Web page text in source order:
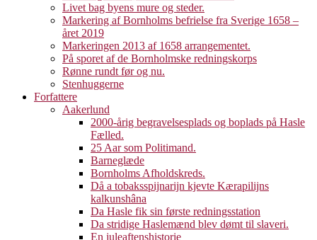
Livet bag byens mure og steder.
Markering af Bornholms befrielse fra Sverige 1658 –
året 2019
Markeringen 2013 af 1658 arrangementet.
På sporet af de Bornholmske redningskorps
Rønne rundt før og nu.
Stenhuggerne
Forfattere
Aakerlund
2000-årig begravelsesplads og boplads på Hasle
Fælled.
25 Aar som Politimand.
Barneglæde
Bornholms Afholdskreds.
Då a tobaksspijnarijn kjevte Kærapilijns
kalkunshâna
Da Hasle fik sin første redningsstation
Da stridige Haslemænd blev dømt til slaveri.
En juleaftenshistorie